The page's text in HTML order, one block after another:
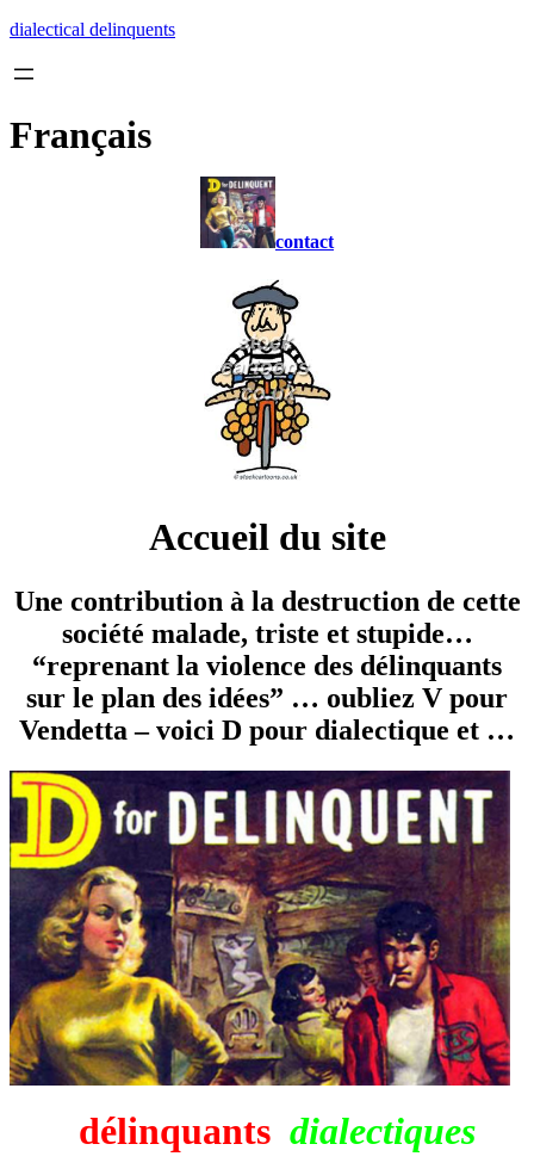
Skip
content
dialectical delinquents
Français
contact
Accueil du site
Une contribution à la destruction de cette
société malade, triste et stupide…
“reprenant la violence des délinquants
sur le plan des idées” … oubliez V pour
Vendetta – voici D pour dialectique et …
délinquants dialectiques